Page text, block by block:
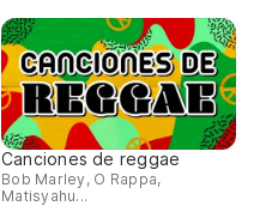
Canciones de reggae
Bob Marley, O Rappa,
Matisyahu...